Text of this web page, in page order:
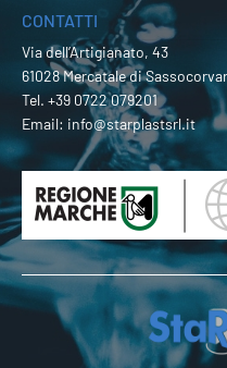
CONTATTI
Via dell’Artigianato, 43
61028 Mercatale di
Tel. +39 0722 079201
Email: info@starplastsrl.it